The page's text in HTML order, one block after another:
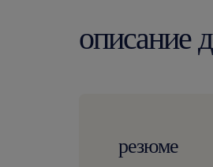
описание
резюме